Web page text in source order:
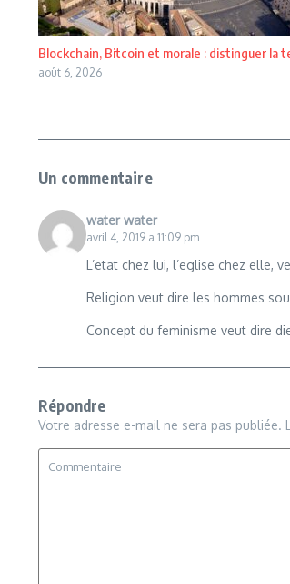
Blockchain, Bitcoin et morale : distinguer la
août 6, 2026
Un commentaire
water water
avril 4, 2019 a 11:09 pm
L’etat chez lui, l’eglise chez elle,
Religion veut dire les hommes
Concept du feminisme veut dire
Répondre
Votre adresse e-mail ne sera pas publiée.